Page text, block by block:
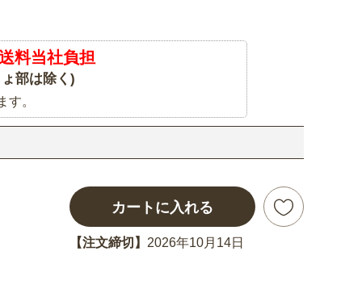
料当社負担
部は除く)
。
カートに入れる
【注文締切】 2026年10月14日